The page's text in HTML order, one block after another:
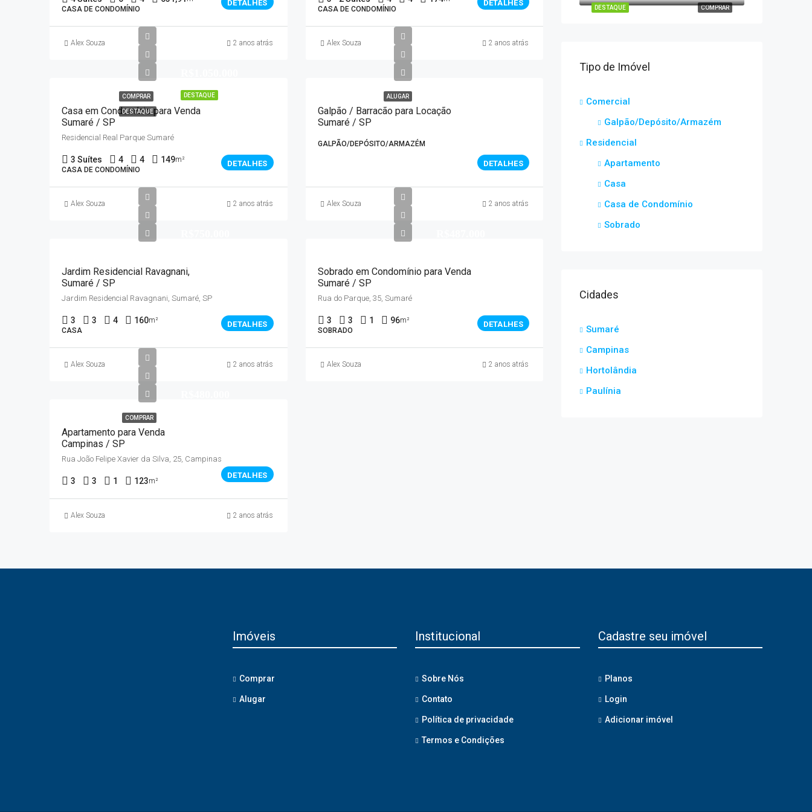
CASA DE CONDOMÍNIO
DETALHES
Alex Souza 2 anos atrás
CASA DE CONDOMÍNIO
DETALHES
Alex Souza 2 anos atrás
DESTAQUE
COMPRAR
DESTAQUE
Casa em Condomínio para Venda
Sumaré / SP
Residencial Real Parque Sumaré
3 Suítes 4 4 149m²
CASA DE CONDOMÍNIO
DETALHES
Alex Souza 2 anos atrás
ALUGAR
Galpão / Barracão para Locação
Sumaré / SP
GALPÃO/DEPÓSITO/ARMAZÉM
DETALHES
Alex Souza 2 anos atrás
Jardim Residencial Ravagnani,
Sumaré / SP
Jardim Residencial Ravagnani, Sumaré, SP
3 3 4 160m²
CASA
DETALHES
Alex Souza 2 anos atrás
Sobrado em Condomínio para Venda
Sumaré / SP
Rua do Parque, 35, Sumaré
3 3 1 96m²
SOBRADO
DETALHES
Alex Souza 2 anos atrás
COMPRAR
Apartamento para Venda
Campinas / SP
Rua João Felipe Xavier da Silva, 25, Campinas
3 3 1 123m²
DETALHES
Alex Souza 2 anos atrás
COMPRAR
DESTAQUE
Tipo de Imóvel
Comercial
Galpão/Depósito/Armazém
Residencial
Apartamento
Casa
Casa de Condomínio
Sobrado
Cidades
Sumaré
Campinas
Hortolândia
Paulínia
Imóveis
Comprar
Alugar
Institucional
Sobre Nós
Contato
Política de privacidade
Termos e Condições
Cadastre seu imóvel
Planos
Login
Adicionar imóvel